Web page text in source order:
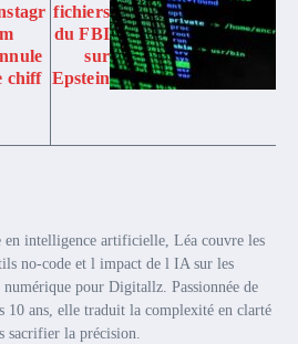
chiff
fichiers
du FBI
sur
Epstein
en intelligence artificielle, Léa couvre les
no-code et l impact de l IA sur les
numérique pour Digitallz. Passionnée de
10 ans, elle traduit la complexité en clarté
sacrifier la précision.